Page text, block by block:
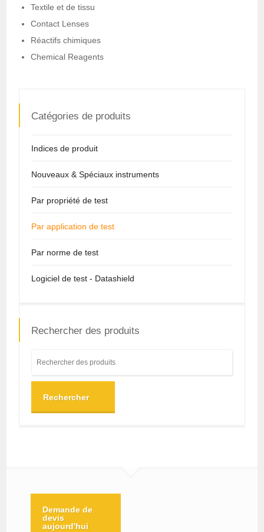
Textile et de tissu
Contact Lenses
Réactifs chimiques
Chemical Reagents
Catégories de produits
Indices de produit
Nouveaux & Spéciaux instruments
Par propriété de test
Par application de test
Par norme de test
Logiciel de test - Datashield
Rechercher des produits
Rechercher
Demande de
devis
aujourd'hui